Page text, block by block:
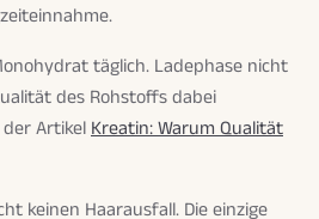
täglich. Ladephase nicht
des Rohstoffs dabei
ArtikelKreatin: Warum Qualität
keinen Haarausfall. Die einzige